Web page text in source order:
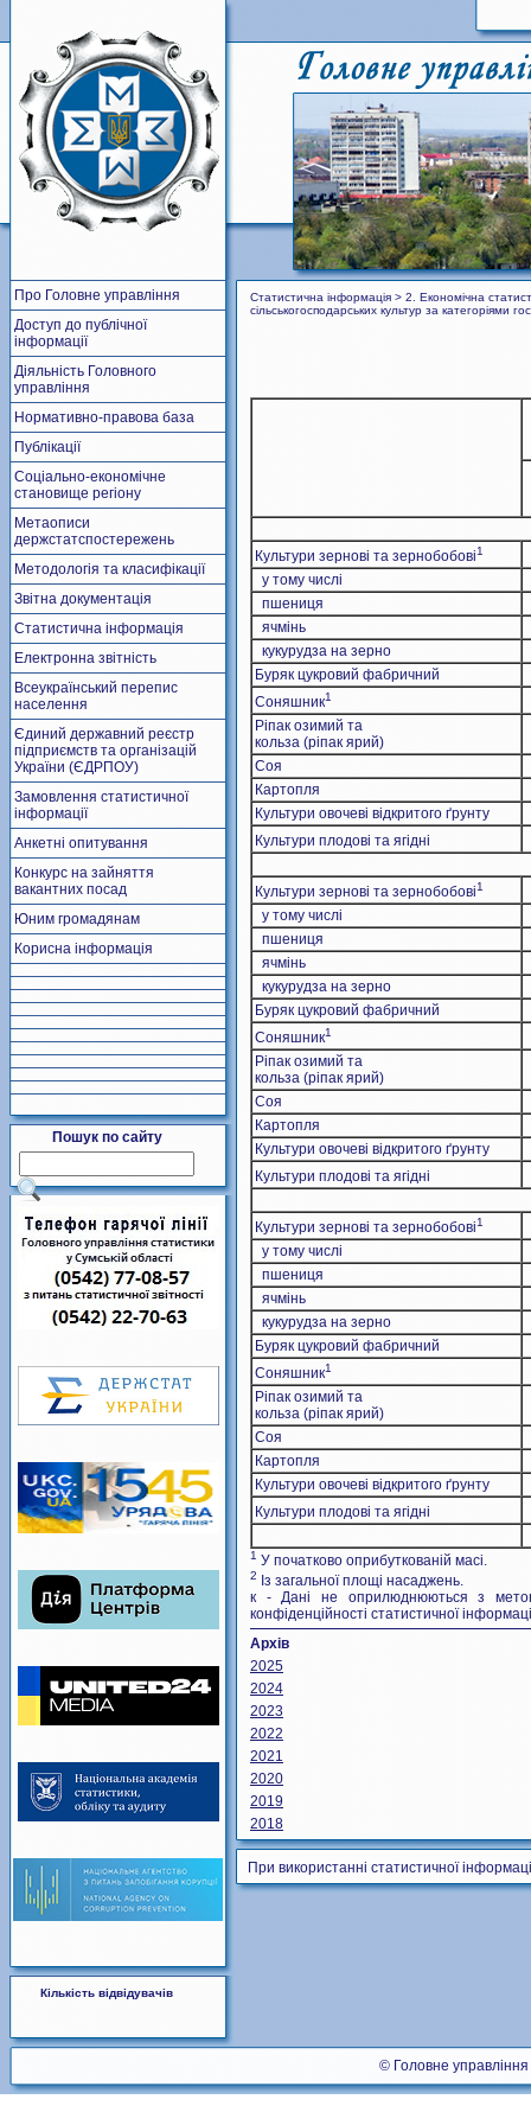
Про Головне управління
Доступ до публічної
інформації
Діяльність Головного
управління
Нормативно-правова база
Публікації
Соціально-економічне
становище регіону
Метаописи
держстатспостережень
Методологія та класифікації
Звітна документація
Статистична інформація
Електронна звітність
Всеукраїнський перепис
населення
Єдиний державний реєстр
підприємств та організацій
України (ЄДРПОУ)
Замовлення статистичної
інформації
Анкетні опитування
Конкурс на зайняття
вакантних посад
Юним громадянам
Корисна інформація
Пошук по сайту
Кількість відвідувачів
Статистична інформація > 2. Економічна
сільськогосподарських культур за категоріями
Культури зернові та зернобобові1
у тому числі
пшениця
ячмінь
кукурудза на зерно
Буряк цукровий фабричний
Соняшник1
Ріпак озимий та
кольза (ріпак ярий)
Соя
Картопля
Культури овочеві відкритого ґрунту
Культури плодові та ягідні
Культури зернові та зернобобові1
у тому числі
пшениця
ячмінь
кукурудза на зерно
Буряк цукровий фабричний
Соняшник1
Ріпак озимий та
кольза (ріпак ярий)
Соя
Картопля
Культури овочеві відкритого ґрунту
Культури плодові та ягідні
Культури зернові та зернобобові1
у тому числі
пшениця
ячмінь
кукурудза на зерно
Буряк цукровий фабричний
Соняшник1
Ріпак озимий та
кольза (ріпак ярий)
Соя
Картопля
Культури овочеві відкритого ґрунту
Культури плодові та ягідні
1 У початково оприбуткованій масі.
2
Із загальної площі насаджень.
к - Дані не оприлюднюються з
конфіденційності статистичної
Архів
2025
2024
2023
2022
2021
2020
2019
2018
При використанні статистичної
© Головне управління